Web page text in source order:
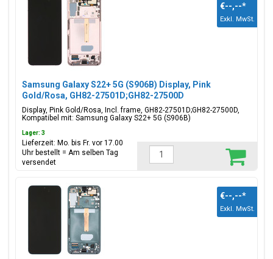
Samsung Galaxy S22+ 5G (S906B) Display, Pink
Gold/Rosa, GH82-27501D;GH82-27500D
Display, Pink Gold/Rosa, Incl. frame, GH82-27501D;GH82-27500D,
Kompatibel mit: Samsung Galaxy S22+ 5G (S906B)
€--,--*
Exkl. MwSt.
Lager: 3
Lieferzeit: Mo. bis Fr. vor 17.00
Uhr bestellt = Am selben Tag
versendet
€--,--*
Exkl. MwSt.